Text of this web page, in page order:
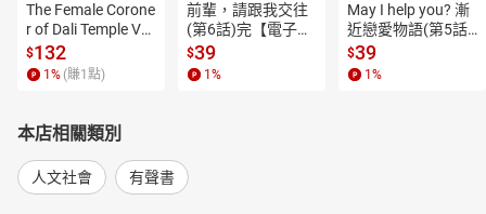
The Female Corone
r of Dali Temple Vo
l.6【有聲書】
$132
1 % (賺1 點)
前輩，請跟我交往
(第6話)完【電子
書】
$39
1 %
May I help you? 漸
近戀愛物語(第5話)
【電子書】
$39
1 %
本店相關類別
人文社會 有聲書